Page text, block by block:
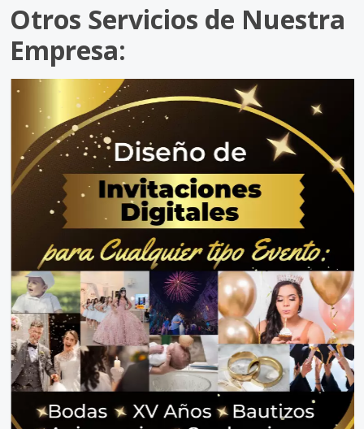
Otros Servicios de Nuestra
Empresa: